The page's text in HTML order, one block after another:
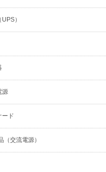
）
源
ード
（交流電源）